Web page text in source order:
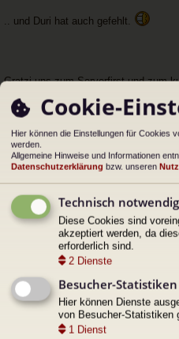
el
n
tr
g
.. und Duri hat auch gefehlt.
Gratzi uns zum Serverfirst und zum
Progression.
Prooscht!
Zugriffe: 182587 • Kommentare: 2•
Cookie-
Hier können die Einstellungen für Cookies
werden.
Allgemeine Hinweise und Informationen
Datenschutzerklärung bzw. unseren
Technisch
Diese Cookies sind
akzeptiert werden, da
erforderlich sind.
2 Dienste
Besucher-Statistiken
Hier können Dienste
von Besucher-Statistiken
1 Dienst